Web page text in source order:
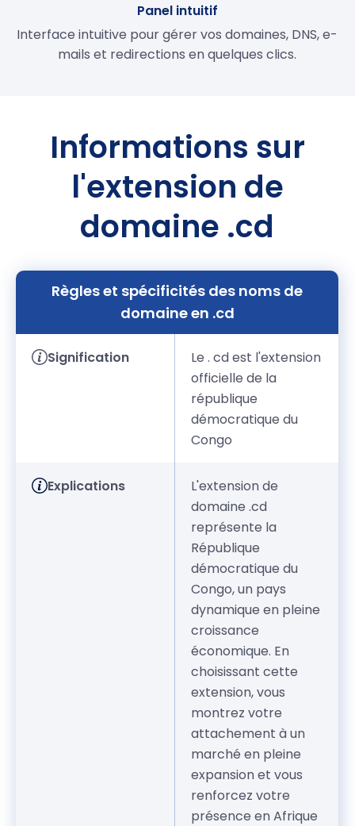
Panel intuitif
Interface intuitive pour gérer vos domaines, DNS, e-
mails et redirections en quelques clics.
Informations sur
l'extension de
domaine .cd
Règles et spécificités des noms de
domaine en .cd
Signification
Le . cd est l'extension
officielle de la
république
démocratique du
Congo
Explications
L'extension de
domaine .cd
représente la
République
démocratique du
Congo, un pays
dynamique en pleine
croissance
économique. En
choisissant cette
extension, vous
montrez votre
attachement à un
marché en pleine
expansion et vous
renforcez votre
présence en Afrique